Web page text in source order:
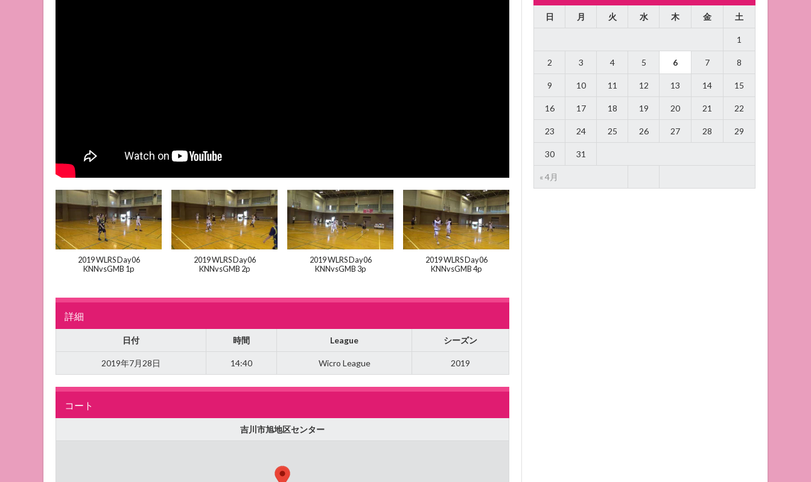
2019 WLRS Day06
KNNvsGMB 1p
2019 WLRS Day06
KNNvsGMB 2p
2019 WLRS Day06
KNNvsGMB 3p
2019 WLRS Day06
KNNvsGMB 4p
詳細
日付 時間 League シーズン
2019年7月28日 14:40 Wicro League 2019
コート
吉川市旭地区センター
日 月 火 水 木 金 土
« 4月
1
2 3 4 5 6 7 8
9 10 11 12 13 14 15
16 17 18 19 20 21 22
23 24 25 26 27 28 29
30 31